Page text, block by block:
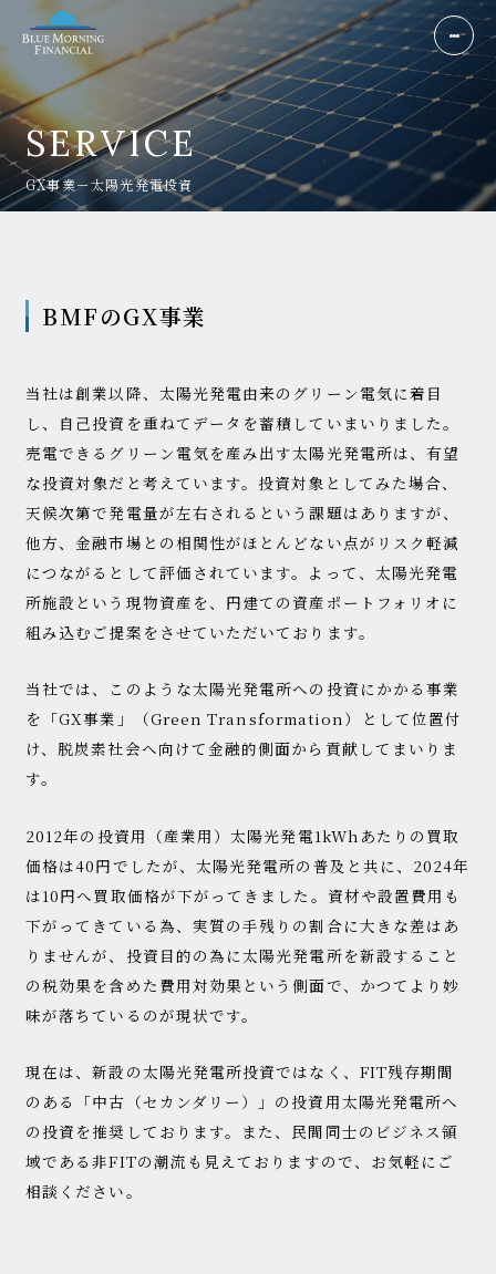
SERVICE
GX事業－太陽光発電投資
BMFのGX事業
当社は創業以降、太陽光発電由来のグリーン電気に着目
し、自己投資を重ねてデータを蓄積していまいりました。
売電できるグリーン電気を産み出す太陽光発電所は、有望
な投資対象だと考えています。投資対象としてみた場合、
天候次第で発電量が左右されるという課題はありますが、
他方、金融市場との相関性がほとんどない点がリスク軽減
につながるとして評価されています。よって、太陽光発電
所施設という現物資産を、円建ての資産ポートフォリオに
組み込むご提案をさせていただいております。
当社では、このような太陽光発電所への投資にかかる事業
を「GX事業」（Green Transformation）として位置付
け、脱炭素社会へ向けて金融的側面から貢献してまいりま
す。
2012年の投資用（産業用）太陽光発電1kWhあたりの買取
価格は40円でしたが、太陽光発電所の普及と共に、2024年
は10円へ買取価格が下がってきました。資材や設置費用も
下がってきている為、実質の手残りの割合に大きな差はあ
りませんが、投資目的の為に太陽光発電所を新設すること
の税効果を含めた費用対効果という側面で、かつてより妙
味が落ちているのが現状です。
現在は、新設の太陽光発電所投資ではなく、FIT残存期間
のある「中古（セカンダリー）」の投資用太陽光発電所へ
の投資を推奨しております。また、民間同士のビジネス領
域である非FITの潮流も見えておりますので、お気軽にご
相談ください。